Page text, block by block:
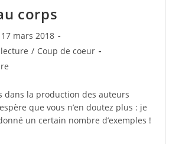
corps
:
17 mars 2018
/ Coup de coeur
dans la production des auteurs
que vous n’en doutez plus : je
un certain nombre d’exemples !